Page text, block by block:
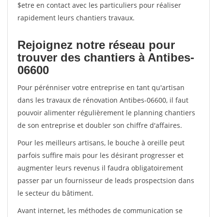
$etre en contact avec les particuliers pour réaliser
rapidement leurs chantiers travaux.
Rejoignez notre réseau pour
trouver des chantiers à Antibes-
06600
Pour pérénniser votre entreprise en tant qu'artisan
dans les travaux de rénovation Antibes-06600, il faut
pouvoir alimenter régulièrement le planning chantiers
de son entreprise et doubler son chiffre d'affaires.
Pour les meilleurs artisans, le bouche à oreille peut
parfois suffire mais pour les désirant progresser et
augmenter leurs revenus il faudra obligatoirement
passer par un fournisseur de leads prospectsion dans
le secteur du bâtiment.
Avant internet, les méthodes de communication se